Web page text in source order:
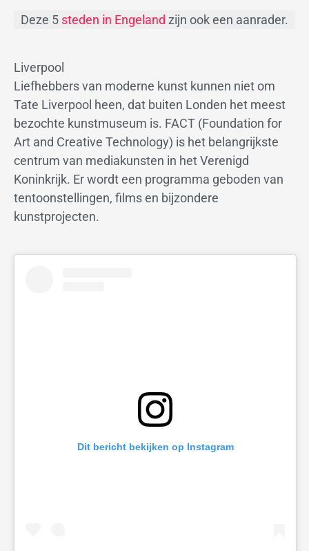
Deze 5 steden in Engeland zijn ook een aanrader.
Liverpool
Liefhebbers van moderne kunst kunnen niet om
Tate Liverpool heen, dat buiten Londen het meest
bezochte kunstmuseum is. FACT (Foundation for
Art and Creative Technology) is het belangrijkste
centrum van mediakunsten in het Verenigd
Koninkrijk. Er wordt een programma geboden van
tentoonstellingen, films en bijzondere
kunstprojecten.
Dit bericht bekijken op Instagram